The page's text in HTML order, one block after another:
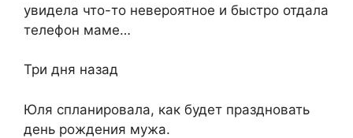
увидела что-то невероятное и быстро отдала
телефон маме…
Три дня назад
Юля спланировала, как будет праздновать
день рождения мужа.